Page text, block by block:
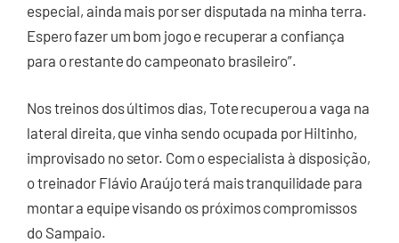
especial, ainda mais por ser disputada na minha terra.
Espero fazer um bom jogo e recuperar a confiança
para o restante do campeonato brasileiro”.
Nos treinos dos últimos dias, Tote recuperou a vaga na
lateral direita, que vinha sendo ocupada por Hiltinho,
improvisado no setor. Com o especialista à disposição,
o treinador Flávio Araújo terá mais tranquilidade para
montar a equipe visando os próximos compromissos
do Sampaio.